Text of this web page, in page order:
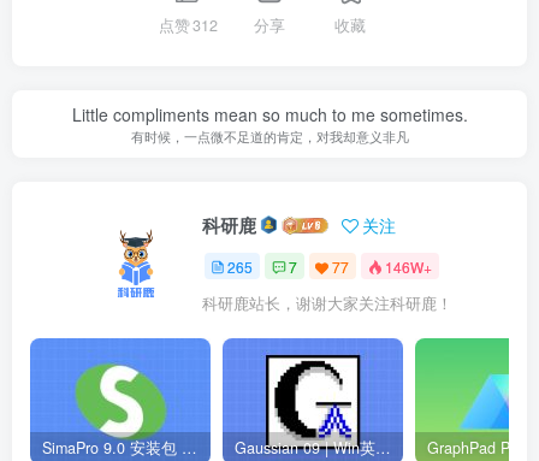
点赞312 分享 收藏
Little compliments mean so much to me sometimes.
有时候，一点微不足道的肯定，对我却意义非凡
科研鹿 关注
265 7 77 146W+
科研鹿站长，谢谢大家关注科研鹿！
SimaPro 9.0 安装包 | Win英文版 | 生命周期评估软件 | 安装教程 Gaussian 09 | Win英文版 | 量子化学软件 | 安装教程